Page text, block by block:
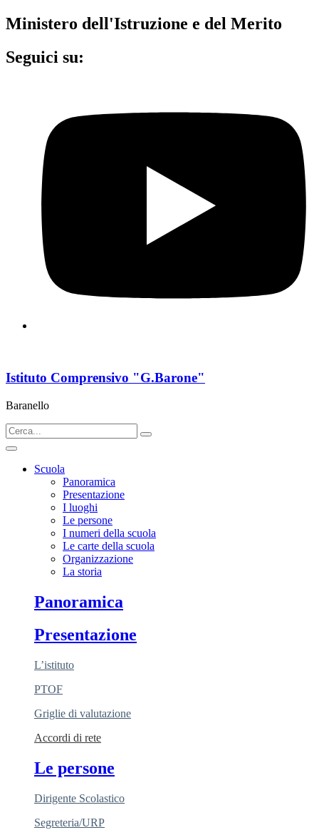
Ministero dell'Istruzione e del Merito
Seguici su:
Istituto Comprensivo "G.Barone"
Baranello
Scuola
Panoramica
Presentazione
I luoghi
Le persone
I numeri della scuola
Le carte della scuola
Organizzazione
La storia
Panoramica
Presentazione
L’istituto
PTOF
Griglie di valutazione
Accordi di rete
Le persone
Dirigente Scolastico
Segreteria/URP